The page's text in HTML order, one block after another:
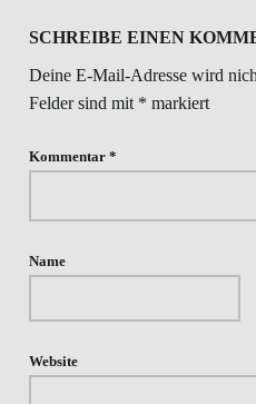
SCHREIBE EINEN
Deine E-Mail-Adresse wird
Felder sind mit * markiert
Kommentar *
Name
Website